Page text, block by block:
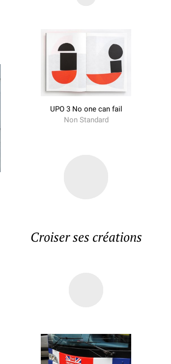
UPO 3 No one can fail
Non Standard
Croiser ses créations